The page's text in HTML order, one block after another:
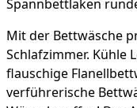
Spannbettlaken
Mit der Bettwäsche
Schlafzimmer. Kühle
flauschige
verführerische